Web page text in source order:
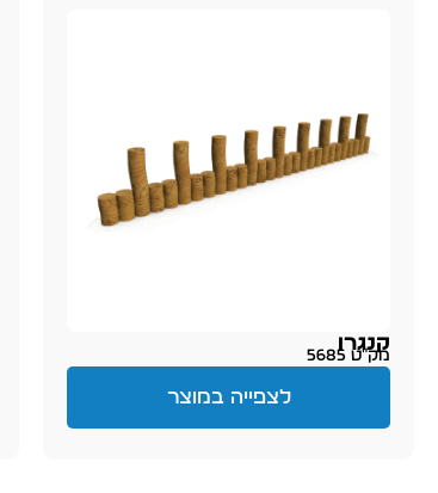
קנגרו
מק״ט 5685
לצפייה במוצר